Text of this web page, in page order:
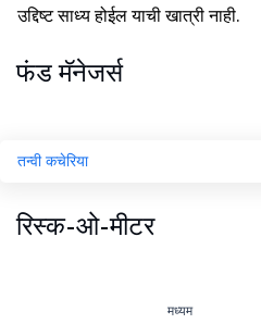
उद्दिष्ट साध्य होईल याची खात्री नाही.
फंड मॅनेजर्स
तन्वी कचेरिया
रिस्क-ओ-मीटर
मध्यम